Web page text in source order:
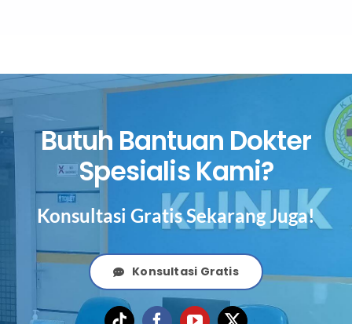
Butuh Bantuan Dokter
Spesialis Kami?
Konsultasi Gratis Sekarang Juga!
Konsultasi Gratis